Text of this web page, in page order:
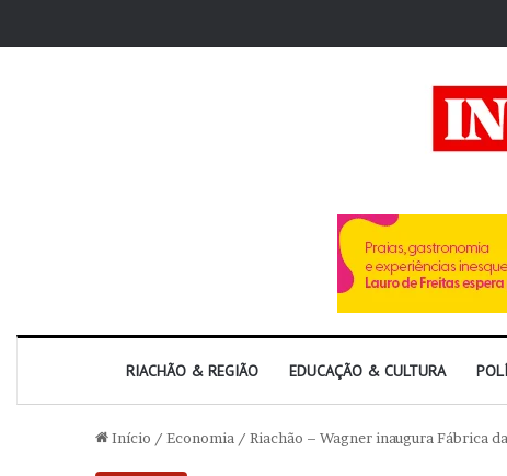
RIACHÃO & REGIÃO EDUCAÇÃO & CULTURA
Início / Economia / Riachão – Wagner inaugura Fábrica